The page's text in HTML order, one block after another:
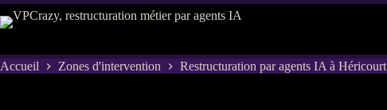
Passer
au
Accueil Zones d'intervention Restructuration par agents IA à Héricourt